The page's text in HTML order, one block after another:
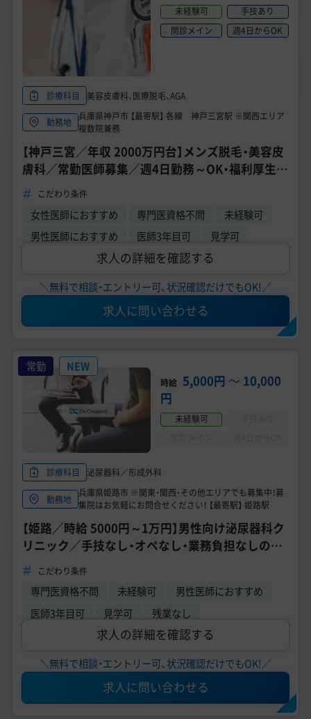
未経験可
手技あり
問診メイン
週4日からOK
診療科目 美容皮膚科、医療脱毛、AGA
勤務地
兵庫県神戸市 【最寄駅】 各線 神戸三宮駅 ※関西エリア
複数院兼務
【神戸三宮／年収 2000万円台】メンズ脱毛・美容皮
膚科／常勤医師募集／週4日勤務～OK・福利厚生充
実《ゴリラクリニック神戸三宮院》
こだわり条件
女性医師におすすめ 専門医資格不問
未経験可
男性医師におすすめ
医師3年目可 見学可
求人の詳細を確認する
＼無料で相談・エントリー可、状況確認だけでもOK!／
求人に問い合わせる
常勤 NEW
時給 5,000円 〜 10,000
円
未経験可
診療科目 泌尿器科／形成外科
勤務地
兵庫県姫路市 ※関東・関西・その他エリアでも募集中！募
集院はお気軽にお問合せください！ 【最寄駅】 姫路駅
【姫路／時給 5000円～1万円】男性向け泌尿器科ク
リニック／手技なし・オペなし・業務負担なしのレ
ア求人／月8日程度の勤務／管理医師募集
こだわり条件
専門医資格不問 未経験可
男性医師におすすめ
医師3年目可
見学可 残業なし
求人の詳細を確認する
＼無料で相談・エントリー可、状況確認だけでもOK!／
求人に問い合わせる